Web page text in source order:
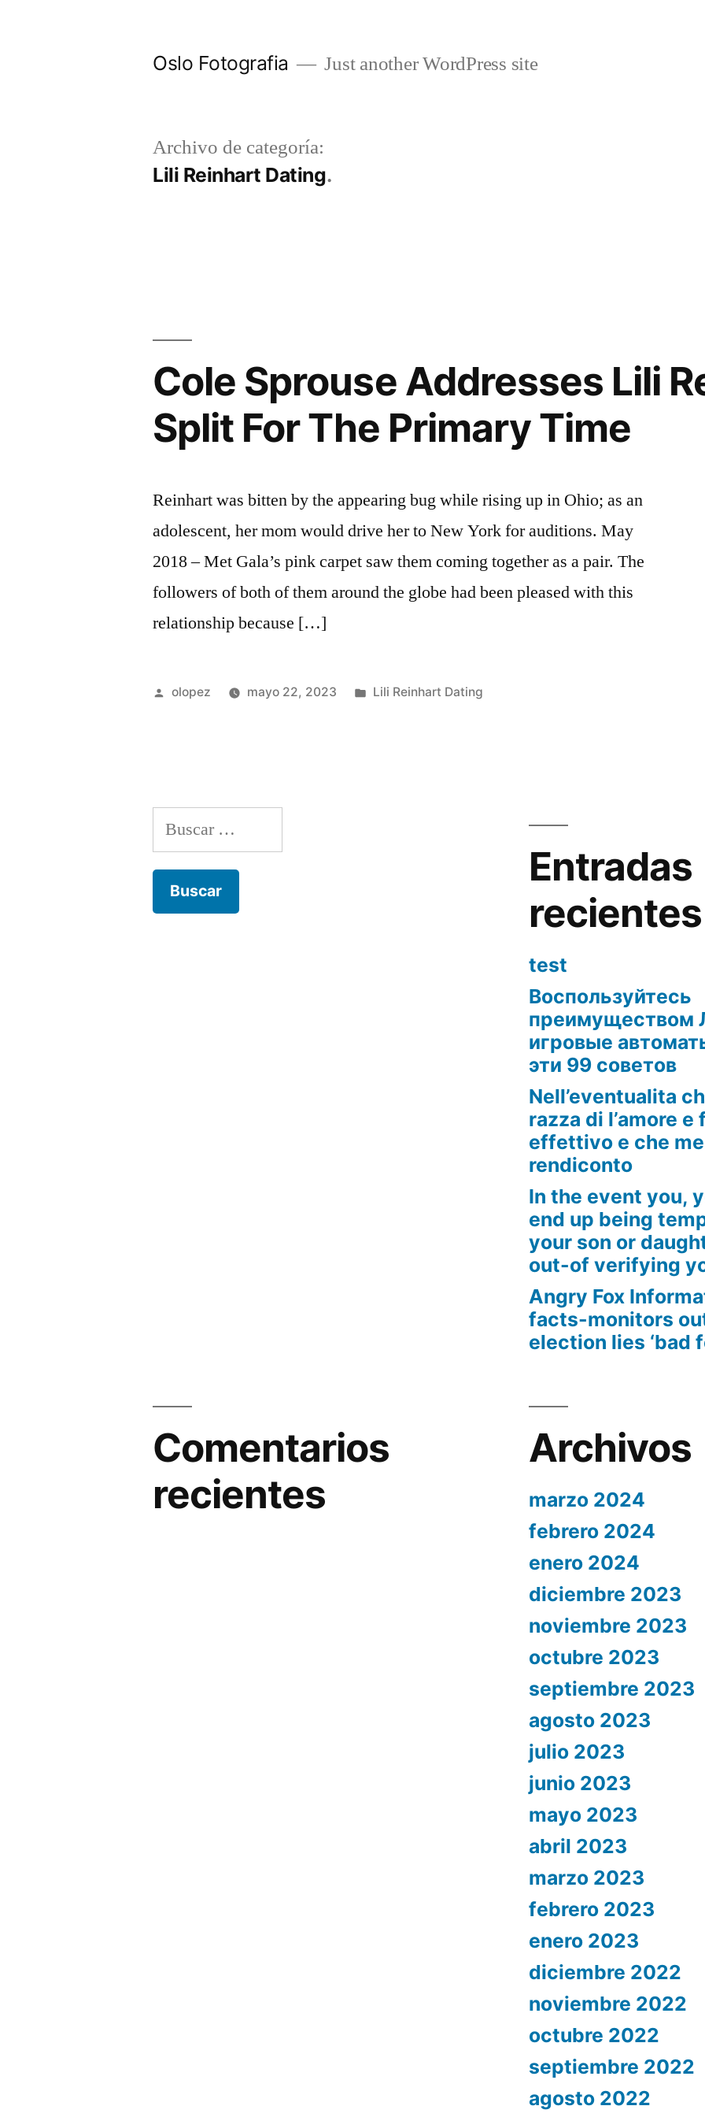
Oslo Fotografia Just another WordPress site
Archivo de categoría:
Lili Reinhart Dating
Cole Sprouse Addresses Lili
Split For The Primary Time
Reinhart was bitten by the appearing bug while rising up in Ohio; as an
adolescent, her mom would drive her to New York for auditions. May
2018 – Met Gala’s pink carpet saw them coming together as a pair. The
followers of both of them around the globe had been pleased with this
relationship because […]
Publicada
olopez mayo 22, 2023
Publicada
Lili Reinhart Dating
Buscar:
Entradas
recientes
test
Воспользуйтесь
преимуществом
игровые
эти 99 советов
Nell’eventualita
razza di l’amore e
effettivo e che
rendiconto
In the event you,
end up being
your son or
out-of verifying
Angry Fox
facts-monitors
election lies ‘bad
Comentarios
recientes
Archivos
marzo 2024
febrero 2024
enero 2024
diciembre 2023
noviembre 2023
octubre 2023
septiembre 2023
agosto 2023
julio 2023
junio 2023
mayo 2023
abril 2023
marzo 2023
febrero 2023
enero 2023
diciembre 2022
noviembre 2022
octubre 2022
septiembre 2022
agosto 2022